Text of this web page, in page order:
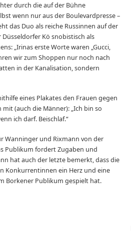
durch die auf der Bühne
wenn nur aus der Boulevardpresse –
das Duo als reiche Russinnen auf der
Düsseldorfer Kö snobistisch als
„Irinas erste Worte waren „Gucci,
wir zum Shoppen nur noch nach
in der Kanalisation, sondern
eines Plakates den Frauen gegen
mit (auch die Männer): „Ich bin so
ich darf. Beischlaf.“
Wanninger und Rixmann von der
Publikum fordert Zugaben und
hat auch der letzte bemerkt, dass die
Konkurrentinnen ein Herz und eine
Borkener Publikum gespielt hat.